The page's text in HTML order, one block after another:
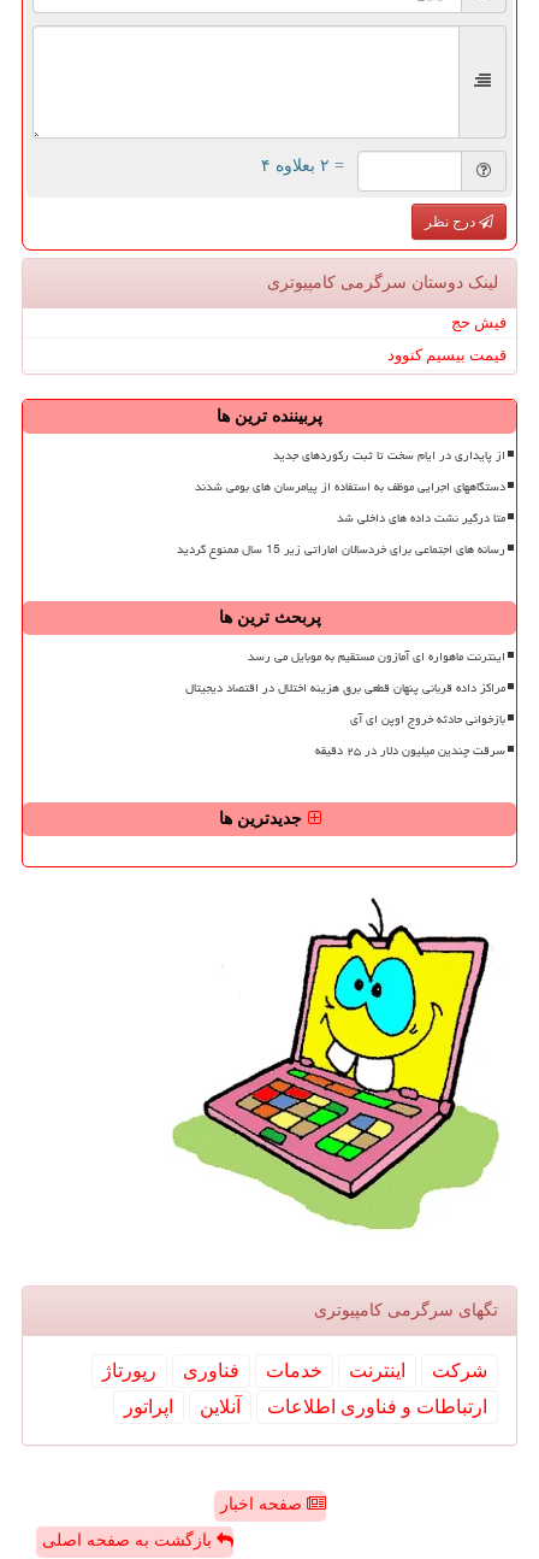
= ۲ بعلاوه ۴
درج نظر
لینک دوستان سرگرمی كامپیوتری
فیش حج
قیمت بیسیم کنوود
پربیننده ترین ها
از پایداری در ایام سخت تا ثبت رکوردهای جدید
دستگاههای اجرایی موظف به استفاده از پیامرسان های بومی شدند
متا درگیر نشت داده های داخلی شد
رسانه های اجتماعی برای خردسالان اماراتی زیر 15 سال ممنوع گردید
پربحث ترین ها
اینترنت ماهواره ای آمازون مستقیم به موبایل می رسد
مراکز داده قربانی پنهان قطعی برق هزینه اختلال در اقتصاد دیجیتال
بازخوانی حادثه خروج اوپن ای آی
سرقت چندین میلیون دلار در ۲۵ دقیقه
جدیدترین ها
تگهای سرگرمی كامپیوتری
شركت اینترنت خدمات فناوری
رپورتاژ
ارتباطات و فناوری اطلاعات
آنلاین اپراتور
صفحه اخبار
بازگشت به صفحه اصلی